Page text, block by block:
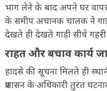
भाग लेने के बाद अपने घर
के समीप अचानक चालक ने
देखते ही देखते गाड़ी सीधे
राहत और बचाव कार्य
हादसे की सूचना मिलते ही
प्रशासन के अधिकारी तुरंत